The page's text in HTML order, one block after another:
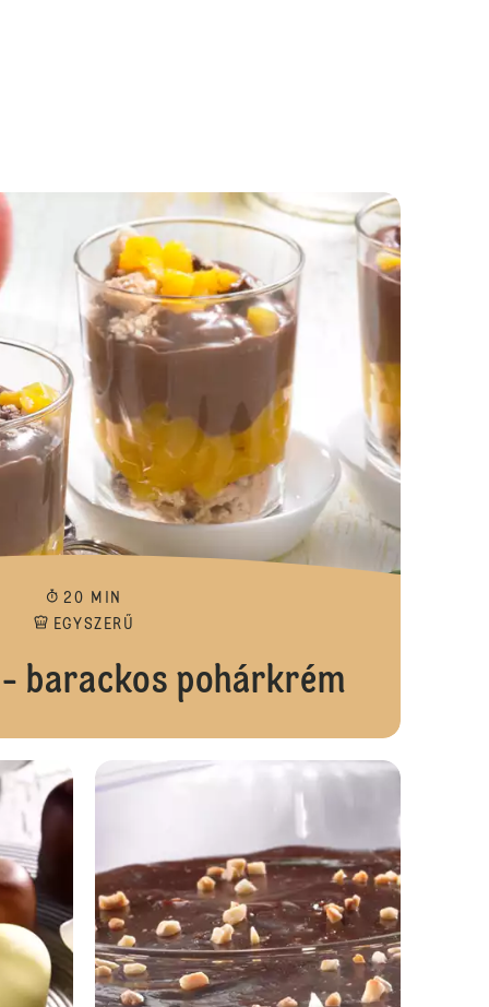
Piros gyümölcsös trifle
20 MIN
EGYSZERŰ
barackos pohárkrém
Csokoládés puding csokis keksszel Dekoratív